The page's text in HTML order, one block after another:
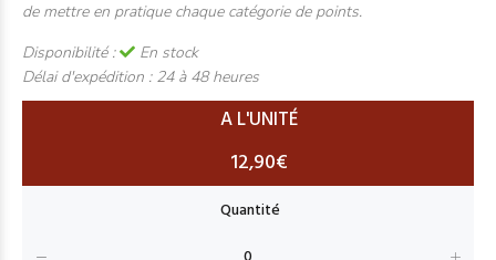
de mettre en pratique chaque catégorie de points.
Disponibilité :
En stock
Délai d'expédition : 24 à 48 heures
A L'UNITÉ
12,90€